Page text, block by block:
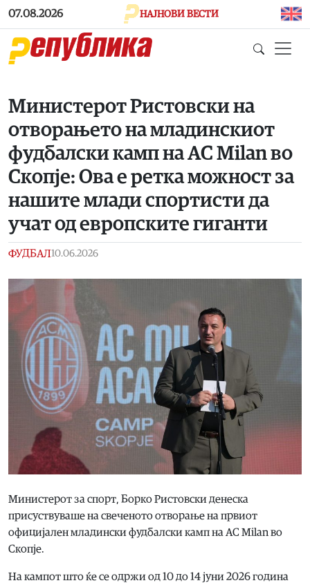
Skip to main content
07.08.2026 НАЈНОВИ ВЕСТИ
Министерот Ристовски на
отворањето на младинскиот
фудбалски камп на AC Milan во
Скопје: Ова е ретка можност за
нашите млади спортисти да
учат од европските гиганти
ФУДБАЛ10.06.2026
Министерот за спорт, Борко Ристовски денеска
присуствуваше на свеченото отворање на првиот
официјален младински фудбалски камп на AC Milan во
Скопје.
На кампот што ќе се одржи од 10 до 14 јуни 2026 година